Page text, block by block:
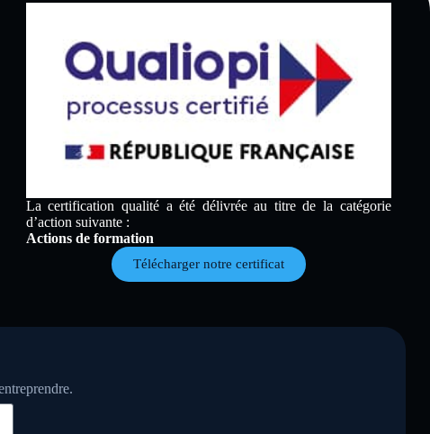
La certification qualité a été délivrée au titre de la catégorie
d’action suivante :
Actions de formation
Télécharger notre certificat